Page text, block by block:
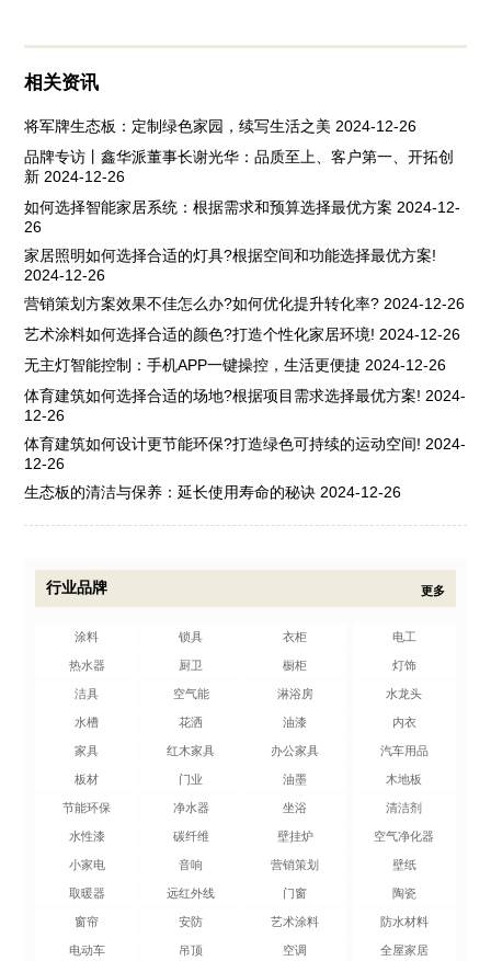
相关资讯
将军牌生态板：定制绿色家园，续写生活之美 2024-12-26
品牌专访丨鑫华派董事长谢光华：品质至上、客户第一、开拓创
新 2024-12-26
如何选择智能家居系统：根据需求和预算选择最优方案 2024-12-
26
家居照明如何选择合适的灯具?根据空间和功能选择最优方案!
2024-12-26
营销策划方案效果不佳怎么办?如何优化提升转化率? 2024-12-26
艺术涂料如何选择合适的颜色?打造个性化家居环境! 2024-12-26
无主灯智能控制：手机APP一键操控，生活更便捷 2024-12-26
体育建筑如何选择合适的场地?根据项目需求选择最优方案! 2024-
12-26
体育建筑如何设计更节能环保?打造绿色可持续的运动空间! 2024-
12-26
生态板的清洁与保养：延长使用寿命的秘诀 2024-12-26
行业品牌 更多
涂料 锁具 衣柜 电工
热水器 厨卫 橱柜 灯饰
洁具 空气能 淋浴房 水龙头
水槽 花洒 油漆 内衣
家具 红木家具 办公家具 汽车用品
板材 门业 油墨 木地板
节能环保 净水器 坐浴 清洁剂
水性漆 碳纤维 壁挂炉 空气净化器
小家电 音响 营销策划 壁纸
取暖器 远红外线 门窗 陶瓷
窗帘 安防 艺术涂料 防水材料
电动车 吊顶 空调 全屋家居